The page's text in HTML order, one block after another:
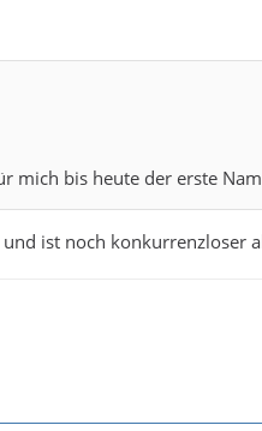
mich bis heute der erste
ist noch konkurrenzloser